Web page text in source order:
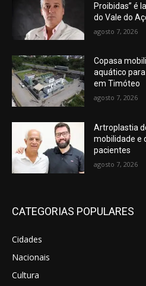
Proibidas” é
do Vale do
agosto 7, 2026
Copasa
aquático
em Timóteo
agosto 7, 2026
Artroplastia
mobilidade e
pacientes
agosto 7, 2026
CATEGORIAS POPULARES
Cidades
Nacionais
Cultura